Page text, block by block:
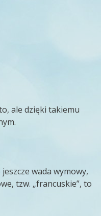
ale dzięki takiemu
wada wymowy,
tzw. „francuskie”, to